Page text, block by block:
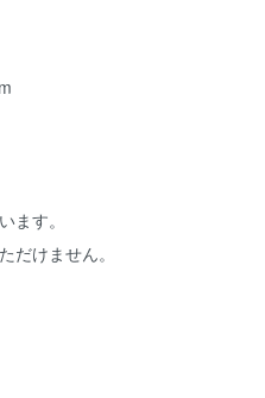
ます。
だけません。